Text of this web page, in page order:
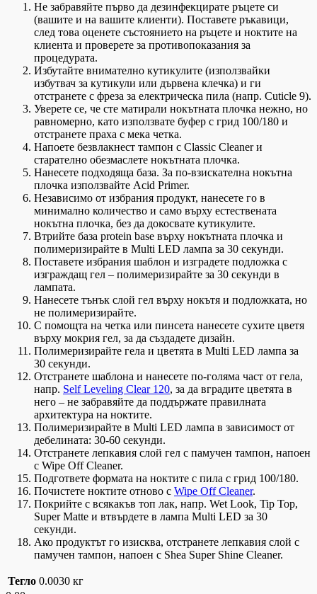
Не забравяйте първо да дезинфекцирате ръцете си
(вашите и на вашите клиенти). Поставете ръкавици,
след това оценете състоянието на ръцете и ноктите на
клиента и проверете за противопоказания за
процедурата.
Избутайте внимателно кутикулите (използвайки
избутвач за кутикули или дървена клечка) и ги
отстранете с фреза за електрическа пила (напр. Cuticle 9).
Уверете се, че сте матирали нокътната плочка нежно, но
равномерно, като използвате буфер с грид 100/180 и
отстранете праха с мека четка.
Напоете безвлакнест тампон с Classic Cleaner и
старателно обезмаслете нокътната плочка.
Нанесете подходяща база. За по-взискателна нокътна
плочка използвайте Acid Primer.
Независимо от избрания продукт, нанесете го в
минимално количество и само върху естествената
нокътна плочка, без да докосвате кутикулите.
Втрийте база protein base върху нокътната плочка и
полимеризирайте в Multi LED лампа за 30 секунди.
Поставете избрания шаблон и изградете подложка с
изграждащ гел – полимеризирайте за 30 секунди в
лампата.
Нанесете тънък слой гел върху нокътя и подложката, но
не полимеризирайте.
С помощта на четка или пинсета нанесете сухите цветя
върху мокрия гел, за да създадете дизайн.
Полимеризирайте гела и цветята в Multi LED лампа за
30 секунди.
Отстранете шаблона и нанесете по-голяма част от гела,
напр. Self Leveling Clear 120, за да вградите цветята в
него – не забравяйте да поддържате правилната
архитектура на ноктите.
Полимеризирайте в Multi LED лампа в зависимост от
дебелината: 30-60 секунди.
Отстранете лепкавия слой гел с памучен тампон, напоен
с Wipe Off Cleaner.
Подгответе формата на ноктите с пила с грид 100/180.
Почистете ноктите отново с Wipe Off Cleaner.
Покрийте с всякакъв топ лак, напр. Wet Look, Tip Top,
Super Matte и втвърдете в лампа Multi LED за 30
секунди.
Ако продуктът го изисква, отстранете лепкавия слой с
памучен тампон, напоен с Shea Super Shine Cleaner.
Тегло 0.0030 кг